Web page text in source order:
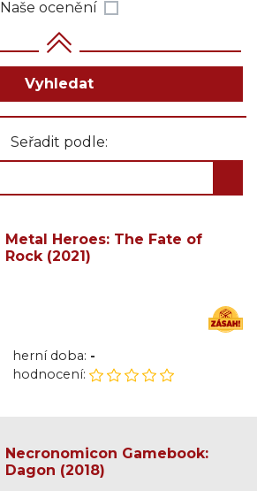
Naše ocenění
Vyhledat
Seřadit podle:
Metal Heroes: The Fate of
Rock (2021)
herní doba: -
hodnocení:
Necronomicon Gamebook:
Dagon (2018)